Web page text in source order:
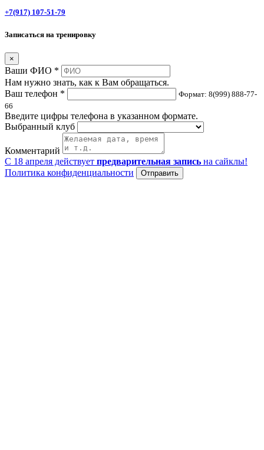
+7(917) 107-51-79
Записаться на тренировку
×
Ваши ФИО *
Нам нужно знать, как к Вам обращаться.
Ваш телефон *
Формат: 8(999) 888-77-
66
Введите цифры телефона в указанном формате.
Выбранный клуб
Комментарий
С 18 апреля действует предварительная запись на сайклы!
Политика конфиденциальности
Отправить